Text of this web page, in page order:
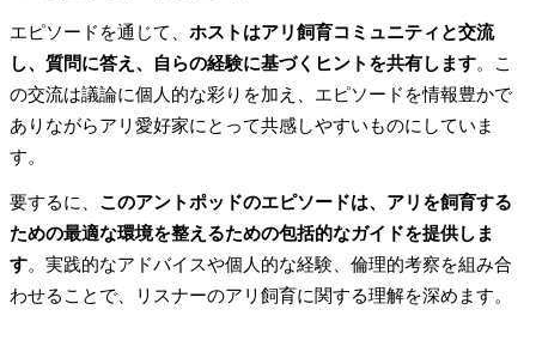
エピソードを通じて、 ホストはアリ飼育コミュニティと交流
し、質問に答え、自らの経験に基づくヒントを共有します。こ
の交流は議論に個人的な彩りを加え、エピソードを情報豊かで
ありながらアリ愛好家にとって共感しやすいものにしていま
す。
要するに、 このアントポッドのエピソードは、アリを飼育する
ための最適な環境を整えるための包括的なガイドを提供しま
す。実践的なアドバイスや個人的な経験、倫理的考察を組み合
わせることで、リスナーのアリ飼育に関する理解を深めます。